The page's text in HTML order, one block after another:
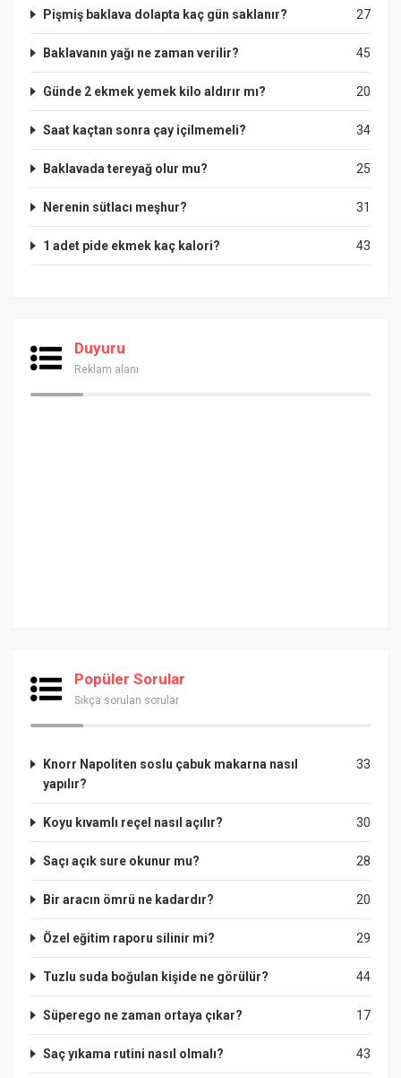
27
Pişmiş baklava dolapta kaç gün saklanır?
45
Baklavanın yağı ne zaman verilir?
20
Günde 2 ekmek yemek kilo aldırır mı?
34
Saat kaçtan sonra çay içilmemeli?
25
Baklavada tereyağ olur mu?
31
Nerenin sütlacı meşhur?
43
1 adet pide ekmek kaç kalori?
Duyuru
Reklam alanı
Popüler Sorular
Sıkça sorulan sorular
33
Knorr Napoliten soslu çabuk makarna nasıl
yapılır?
30
Koyu kıvamlı reçel nasıl açılır?
28
Saçı açık sure okunur mu?
20
Bir aracın ömrü ne kadardır?
29
Özel eğitim raporu silinir mi?
44
Tuzlu suda boğulan kişide ne görülür?
17
Süperego ne zaman ortaya çıkar?
43
Saç yıkama rutini nasıl olmalı?